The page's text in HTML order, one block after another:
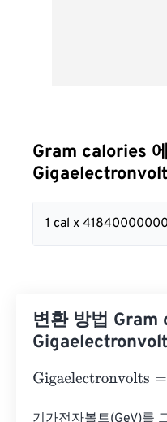
Gram calories
1 cal x
변환 방법 Gram
Gigaelectronvolts=
기가전자볼트(GeV)를